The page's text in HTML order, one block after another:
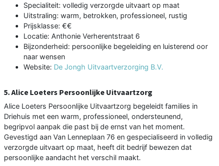
Specialiteit: volledig verzorgde uitvaart op maat
Uitstraling: warm, betrokken, professioneel, rustig
Prijsklasse: €€
Locatie: Anthonie Verherentstraat 6
Bijzonderheid: persoonlijke begeleiding en luisterend oor
naar wensen
Website: De Jongh Uitvaartverzorging B.V.
5. Alice Loeters Persoonlijke Uitvaartzorg
Alice Loeters Persoonlijke Uitvaartzorg begeleidt families in
Driehuis met een warm, professioneel, ondersteunend,
begripvol aanpak die past bij de ernst van het moment.
Gevestigd aan Van Lenneplaan 76 en gespecialiseerd in volledig
verzorgde uitvaart op maat, heeft dit bedrijf bewezen dat
persoonlijke aandacht het verschil maakt.